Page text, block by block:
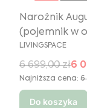
Narożnik
(pojemnik w
LIVINGSPACE
6 699,00 zł6
Najniższa cena: 6
Do koszyka